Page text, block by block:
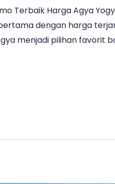
Terbaik Harga Agya
dengan harga
menjadi pilihan favorit